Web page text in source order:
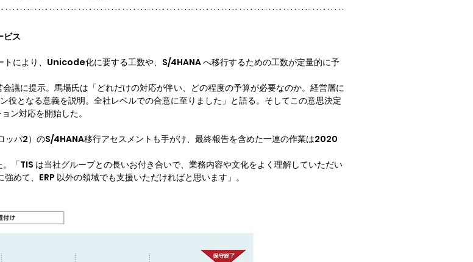
ビス
トにより、Unicode化に要する工数や、S/4HANA へ移行するための工数が定量的に予
議に提示。馬場氏は「どれだけの対応が伴い、どの程度の予算が必要なのか。経営層に
となる意義を説明。全社レベルでの合意に至りました」と語る。そしてこの意思決定
ン対応を開始した。
ッパ2）のS/4HANA移行アセスメントも手がけ、最終報告を含めた一連の作業は2020
「TIS は当社グループとの長いお付き合いで、業務内容や文化をよく理解していただい